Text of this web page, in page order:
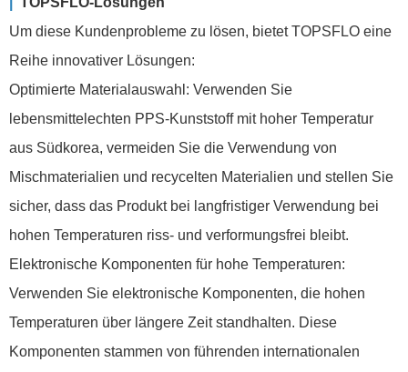
Um diese Kundenprobleme zu lösen, bietet TOPSFLO eine
Reihe innovativer Lösungen:
Optimierte Materialauswahl: Verwenden Sie
lebensmittelechten PPS-Kunststoff mit hoher Temperatur
aus Südkorea, vermeiden Sie die Verwendung von
Mischmaterialien und recycelten Materialien und stellen Sie
sicher, dass das Produkt bei langfristiger Verwendung bei
hohen Temperaturen riss- und verformungsfrei bleibt.
Elektronische Komponenten für hohe Temperaturen:
Verwenden Sie elektronische Komponenten, die hohen
Temperaturen über längere Zeit standhalten. Diese
Komponenten stammen von führenden internationalen